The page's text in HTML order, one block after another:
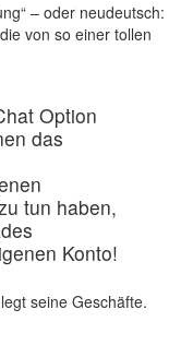
– oder neudeutsch:
von so einer tollen
Option
das
tun haben,
Konto!
seine Geschäfte.